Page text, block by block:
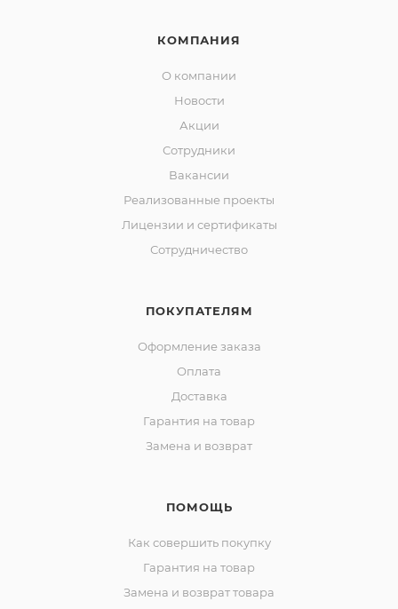
КОМПАНИЯ
О компании
Новости
Акции
Сотрудники
Вакансии
Реализованные проекты
Лицензии и сертификаты
Сотрудничество
ПОКУПАТЕЛЯМ
Оформление заказа
Оплата
Доставка
Гарантия на товар
Замена и возврат
ПОМОЩЬ
Как совершить покупку
Гарантия на товар
Замена и возврат товара